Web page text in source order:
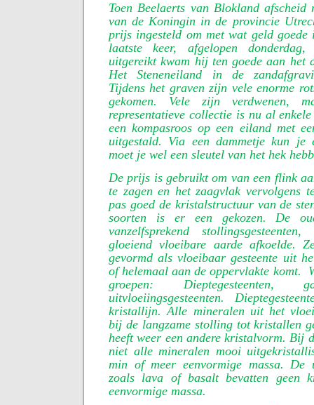
Toen Beelaerts van Blokland afscheid
van de Koningin in de provincie
prijs ingesteld om met wat geld goede
laatste keer, afgelopen
uitgereikt kwam hij ten goede aan het
Het Steneneiland in de
Tijdens het graven zijn vele enorme
gekomen. Vele zijn verdwenen,
representatieve collectie is nu al
een kompasroos op een eiland met
uitgestald. Via een dammetje kun je
moet je wel een sleutel van het hek
De prijs is gebruikt om van een flink
te zagen en het zaagvlak vervolgens
pas goed de kristalstructuur van de
soorten is er een gekozen. De
vanzelfsprekend
gloeiend vloeibare aarde afkoelde.
gevormd als vloeibaar gesteente uit
of helemaal aan de oppervlakte komt.
groepen: Dieptegesteenten,
uitvloeiingsgesteenten.
kristallijn. Alle mineralen uit het
bij de langzame stolling tot kristallen
heeft weer een andere kristalvorm. Bij
niet alle mineralen mooi
min of meer eenvormige massa. De
zoals lava of basalt bevatten geen
eenvormige massa.